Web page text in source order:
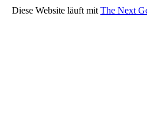
Diese Website läuft mit The Next